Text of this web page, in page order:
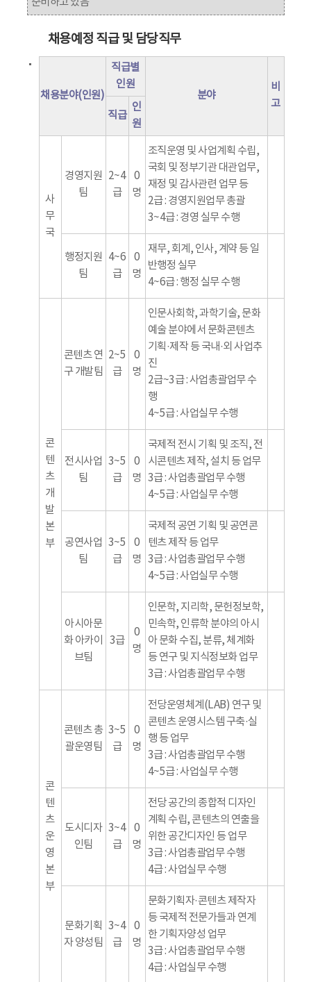
준비하고 있음
채용예정 직급 및 담당직무
채용분야(인원)
직급별
인원
분야
비
고
직급
인
원
사
무
국
경영지원
팀
2~4
급
0
명
조직운영 및 사업계획 수립,
국회 및 정부기관 대관업무,
재정 및 감사관련 업무 등
2급 : 경영지원업무 총괄
3~4급 : 경영 실무 수행
행정지원
팀
4~6
급
0
명
재무, 회계, 인사, 계약 등 일
반행정 실무
4~6급 : 행정 실무 수행
콘
텐
츠
개
발
본
부
콘텐츠 연
구 개발팀
2~5
급
0
명
인문사회학, 과학기술, 문화
예술 분야에서 문화콘텐츠
기획·제작 등 국내·외 사업추
진
2급~3급 : 사업총괄업무 수
행
4~5급 : 사업실무 수행
전시사업
팀
3~5
급
0
명
국제적 전시 기획 및 조직, 전
시콘텐츠 제작, 설치 등 업무
3급 : 사업총괄업무 수행
4~5급 : 사업실무 수행
공연사업
팀
3~5
급
0
명
국제적 공연 기획 및 공연콘
텐츠 제작 등 업무
3급 : 사업총괄업무 수행
4~5급 : 사업실무 수행
아시아문
화 아카이
브팀
3급
0
명
인문학, 지리학, 문헌정보학,
민속학, 인류학 분야의 아시
아 문화 수집, 분류, 체계화
등 연구 및 지식정보화 업무
3급 : 사업총괄업무 수행
콘
텐
츠
운
영
본
부
콘텐츠 총
괄운영팀
3~5
급
0
명
전당운영체계(LAB) 연구 및
콘텐츠 운영시스템 구축·실
행 등 업무
3급 : 사업총괄업무 수행
4~5급 : 사업실무 수행
도시디자
인팀
3~4
급
0
명
전당 공간의 종합적 디자인
계획 수립, 콘텐츠의 연출을
위한 공간디자인 등 업무
3급 : 사업총괄업무 수행
4급 : 사업실무 수행
문화기획
자 양성팀
3~4
급
0
명
문화기획자·콘텐츠 제작자
등 국제적 전문가들과 연계
한 기획자양성 업무
3급 : 사업총괄업무 수행
4급 : 사업실무 수행